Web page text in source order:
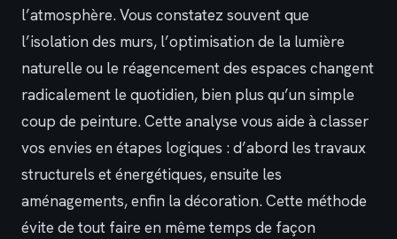
l’atmosphère. Vous constatez souvent que
l’isolation des murs, l’optimisation de la lumière
naturelle ou le réagencement des espaces changent
radicalement le quotidien, bien plus qu’un simple
coup de peinture. Cette analyse vous aide à classer
vos envies en étapes logiques : d’abord les travaux
structurels et énergétiques, ensuite les
aménagements, enfin la décoration. Cette méthode
évite de tout faire en même temps de façon